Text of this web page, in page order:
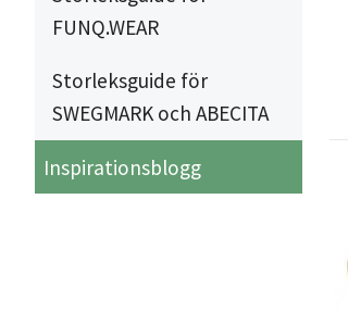
FUNQ.WEAR
Storleksguide för
SWEGMARK och ABECITA
Inspirationsblogg